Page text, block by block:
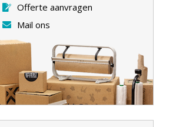
Offerte aanvragen
Mail ons